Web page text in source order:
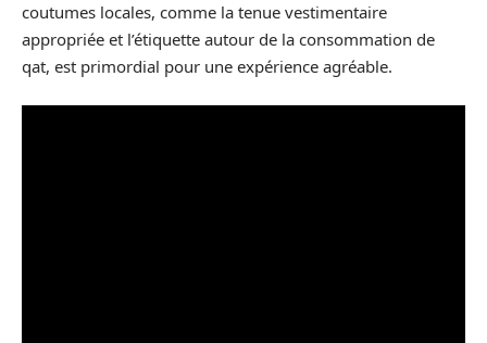
coutumes locales, comme la tenue vestimentaire
appropriée et l’étiquette autour de la consommation de
qat, est primordial pour une expérience agréable.